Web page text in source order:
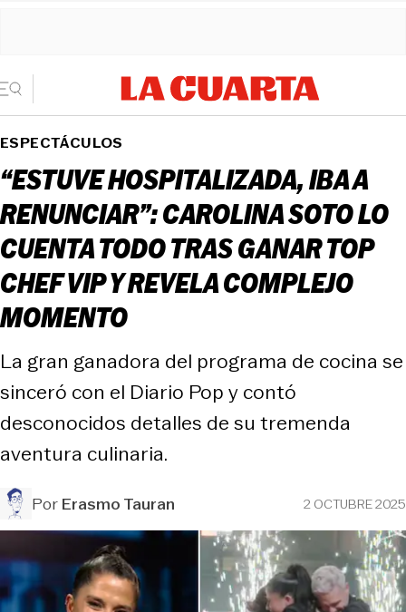
ESPECTÁCULOS
“ESTUVE HOSPITALIZADA, IBA A
RENUNCIAR”: CAROLINA SOTO LO
CUENTA TODO TRAS GANAR TOP
CHEF VIP Y REVELA COMPLEJO
MOMENTO
La gran ganadora del programa de cocina se
sinceró con el Diario Pop y contó
desconocidos detalles de su tremenda
aventura culinaria.
PorErasmo Tauran 2 OCTUBRE 2025